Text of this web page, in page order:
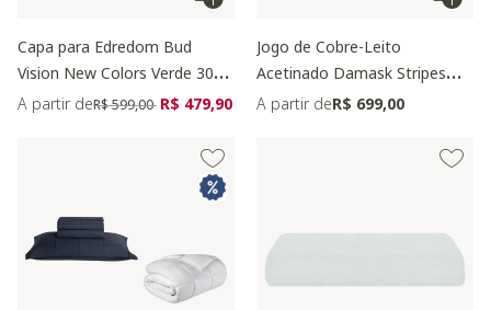
Capa para Edredom Bud
Vision New Colors Verde 300
Fios
A partir dePreço reduzido de
R$ 599,00 para
R$ 479,90
Jogo de Cobre-Leito
Acetinado Damask Stripes
Branco 300 Fios
A partir deR$ 699,00